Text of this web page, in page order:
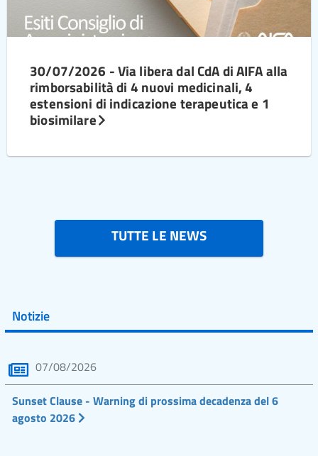
30/07/2026 - Via libera dal CdA di AIFA alla
rimborsabilità di 4 nuovi medicinali, 4
estensioni di indicazione terapeutica e 1
biosimilare
TUTTE LE NEWS
Notizie
07/08/2026
Sunset Clause - Warning di prossima decadenza del 6
agosto 2026